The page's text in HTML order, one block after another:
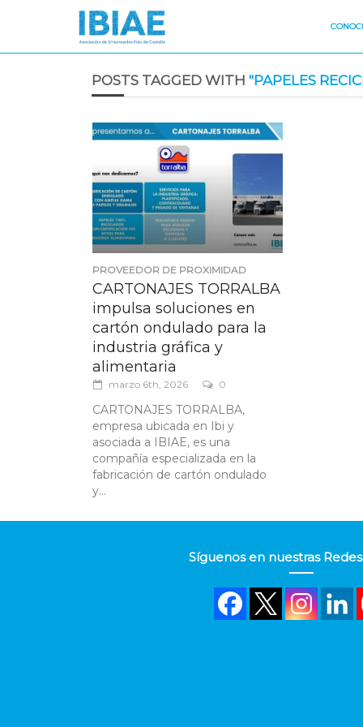
POSTS TAGGED WITH "PAPELES
PROVEEDOR DE PROXIMIDAD
CARTONAJES TORRALBA
impulsa soluciones en
cartón ondulado para la
industria gráfica y
alimentaria
marzo 6th, 2026 0
CARTONAJES TORRALBA,
empresa ubicada en Ibi y
asociada a IBIAE, es una
compañía especializada en la
fabricación de cartón ondulado
y...
Síguenos en nuestras